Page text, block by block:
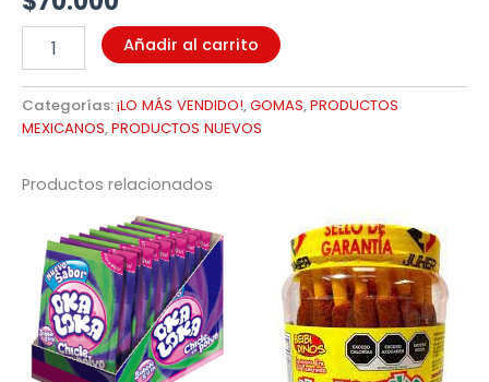
Añadir al carrito
Categorías:¡LO MÁS VENDIDO!,GOMAS,PRODUCTOS
MEXICANOS,PRODUCTOS NUEVOS
Productos relacionados